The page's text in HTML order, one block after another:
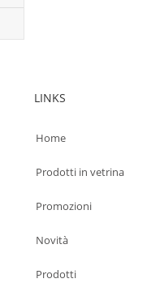
LINKS
Home
Prodotti in vetrina
Promozioni
Novità
Prodotti